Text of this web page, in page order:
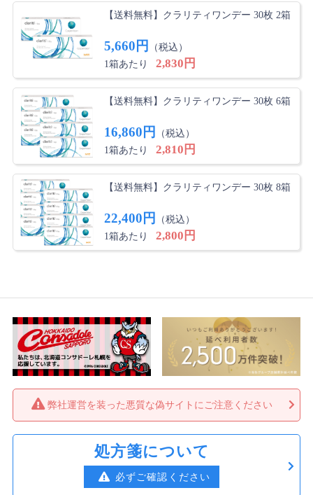
【送料無料】クラリティワンデー 30枚 2箱
5,660円
（税込）
1箱あたり
2,830円
【送料無料】クラリティワンデー 30枚 6箱
16,860円
（税込）
1箱あたり
2,810円
【送料無料】クラリティワンデー 30枚 8箱
22,400円
（税込）
1箱あたり
2,800円
弊社運営を装った悪質な偽サイトにご注意ください
処方箋について
必ずご確認ください